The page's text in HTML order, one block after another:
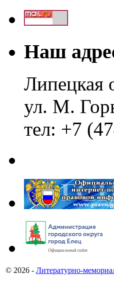
Наш
Липецкая
ул. М.
тел: +7
© 2026 - Литературно-